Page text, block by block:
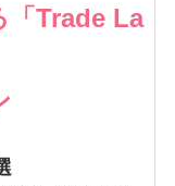
「Trade La